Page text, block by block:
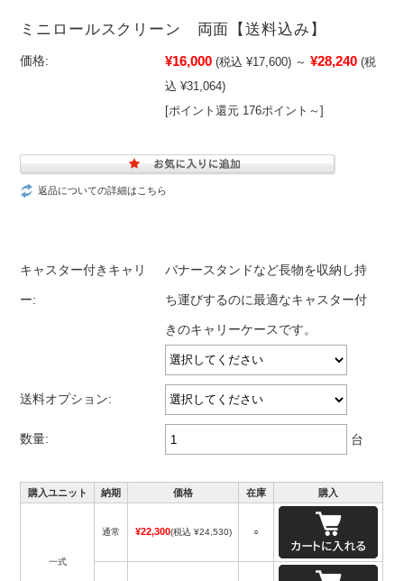
ミニロールスクリーン 両面【送料込み】
価格: ¥16,000 (税込 ¥17,600) ～ ¥28,240 (税
込 ¥31,064)
[ポイント還元 176ポイント～]
返品についての詳細はこちら
キャスター付きキャリ
ー:
バナースタンドなど長物を収納し持
ち運びするのに最適なキャスター付
きのキャリーケースです。
送料オプション:
数量: 台
購入ユニット 納期 価格 在庫 購入
一式
通常 ¥22,300(税込 ¥24,530) ○